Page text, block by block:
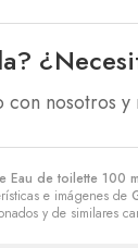
Eau de toilette 100
e imágenes de
y de similares
con nosotros